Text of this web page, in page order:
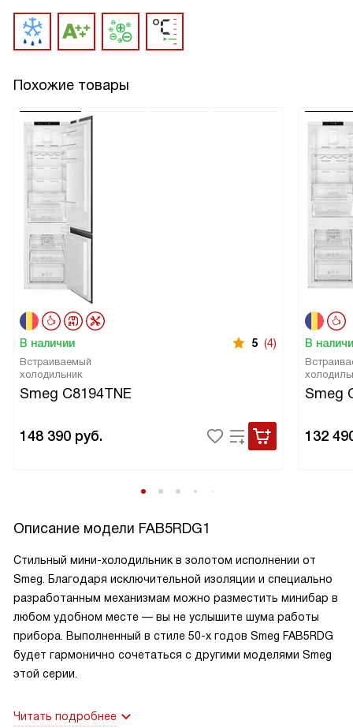
Похожие товары
В наличии 5 (4)
Встраиваемый
холодильник
Smeg C8194TNE
148 390 руб.
В
Smeg
132
Описание модели FAB5RDG1
Стильный мини-холодильник в золотом исполнении от
Smeg. Благодаря исключительной изоляции и специально
разработанным механизмам можно разместить минибар в
любом удобном месте — вы не услышите шума работы
прибора. Выполненный в стиле 50-х годов Smeg FAB5RDG
будет гармонично сочетаться с другими моделями Smeg
этой серии.
Читать подробнее